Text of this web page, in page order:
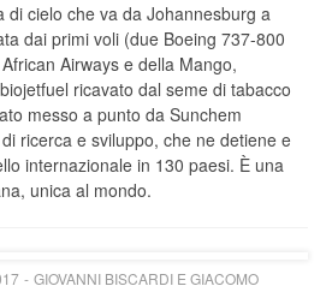
di cielo che va da Johannesburg a
dai primi voli (due Boeing 737-800
Airways e della Mango,
ricavato dal seme di tabacco
messo a punto da Sunchem
ricerca e sviluppo, che ne detiene e
internazionale in 130 paesi. È una
unica al mondo.
GIOVANNI BISCARDI E GIACOMO